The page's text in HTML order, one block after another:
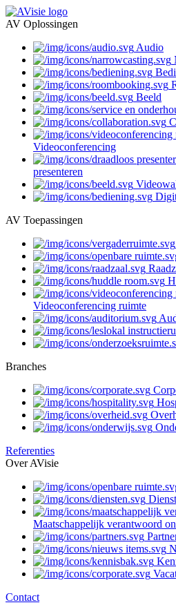
AV Oplossingen
Audio
Beeld
Videoconferencing
presenteren
AV Toepassingen
Videoconferencing ruimte
Branches
Referenties
Over AVisie
Maatschappelijk verantwoord
Contact